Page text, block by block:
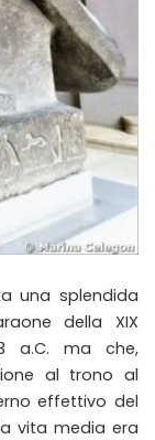
una splendida
della XIX
a.C. ma che,
al trono al
effettivo del
vita media era